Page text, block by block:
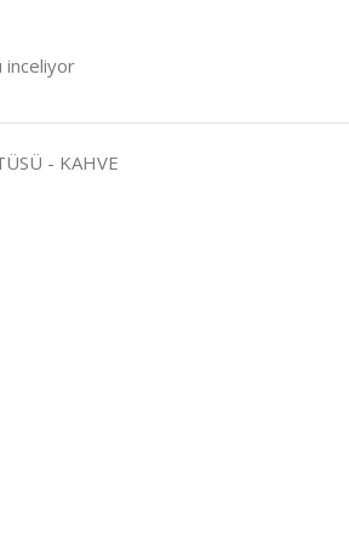
inceliyor
- KAHVE